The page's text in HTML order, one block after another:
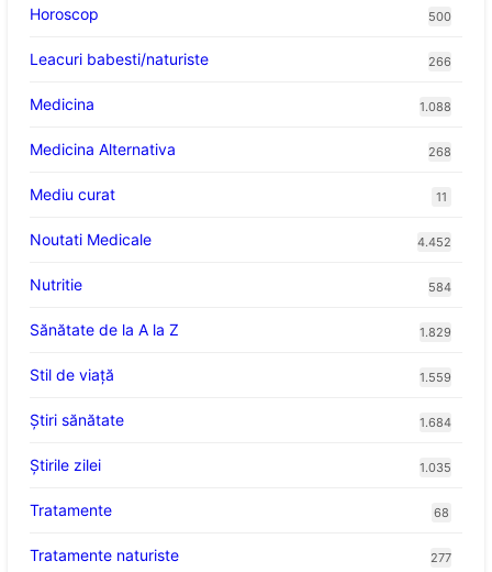
Horoscop 500
Leacuri babesti/naturiste 266
Medicina 1.088
Medicina Alternativa 268
Mediu curat 11
Noutati Medicale 4.452
Nutritie 584
Sănătate de la A la Z 1.829
Stil de viaţă 1.559
Ştiri sănătate 1.684
Știrile zilei 1.035
Tratamente 68
Tratamente naturiste 277